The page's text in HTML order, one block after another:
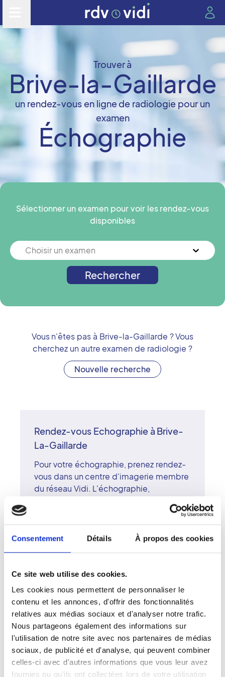
Consentement Détails À propos des cookies
Ce site web utilise des cookies.
Les cookies nous permettent de personnaliser le
contenu et les annonces, d'offrir des fonctionnalités
relatives aux médias sociaux et d'analyser notre trafic.
Nous partageons également des informations sur
l'utilisation de notre site avec nos partenaires de médias
sociaux, de publicité et d'analyse, qui peuvent combiner
celles-ci avec d'autres informations que vous leur avez
fournies ou qu'ils ont collectées lors de votre utilisation
Trouver à
Brive-la-Gaillarde
un rendez-vous en ligne de radiologie pour un
examen
Échographie
Sélectionner un examen pour voir les rendez-vous
disponibles
Choisir un examen
Rechercher
Vous n'êtes pas à Brive-la-Gaillarde ? Vous
cherchez un autre examen de radiologie ?
Nouvelle recherche
Rendez-vous Echographie à Brive-
La-Gaillarde
Pour votre échographie, prenez rendez-
vous dans un centre d'imagerie membre
du réseau Vidi. L'échographie,
permet de visualiser en temps réel les
organes, les muscles et les vaisseaux
sanguins. Nos centres disposent
radiologues surspécialisés interprètent
les résultats avec précision et
pédagogie. Le réseau Vidi met la qualité
scientifique, la technologie et la relation
humaine au service du patient. Chaque
examen est mené avec attention, rigueur
et sérénité.